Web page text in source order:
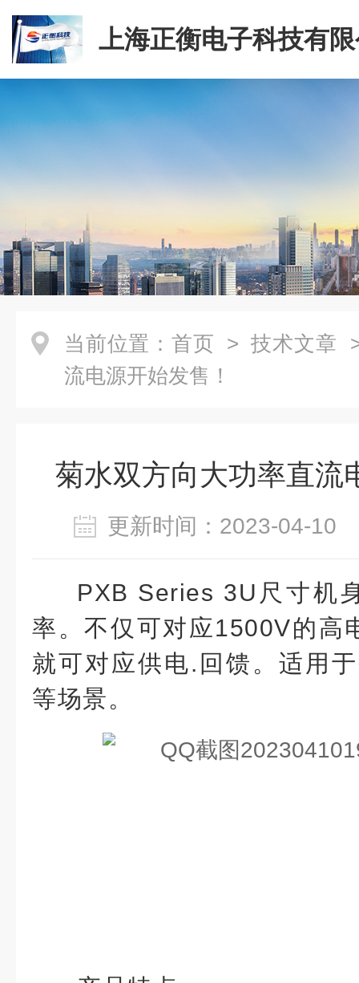
上海正衡电子科技有
当前位置： 首页 > 技术文章
流电源开始发售！
菊水双方向大功率直流
更新时间：2023-04-
PXB Series 3U尺寸机
率。不仅可对应1500V的高
就可对应供电.回馈。适用
等场景。